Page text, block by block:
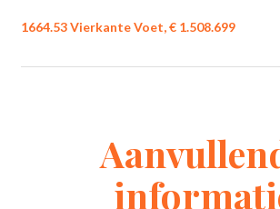
1664.53 Vierkante Voet, € 1.508.699